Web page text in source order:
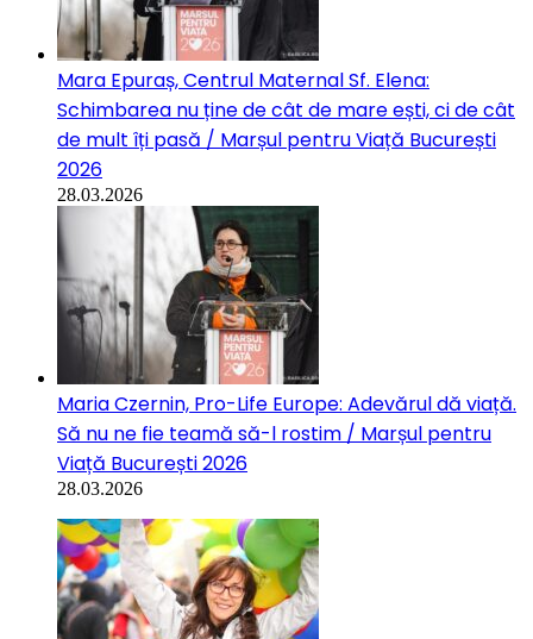
Mara Epuraș, Centrul Maternal Sf. Elena:
Schimbarea nu ține de cât de mare ești, ci de cât
de mult îți pasă / Marșul pentru Viață București
2026
28.03.2026
Maria Czernin, Pro-Life Europe: Adevărul dă viață.
Să nu ne fie teamă să-l rostim / Marșul pentru
Viață București 2026
28.03.2026